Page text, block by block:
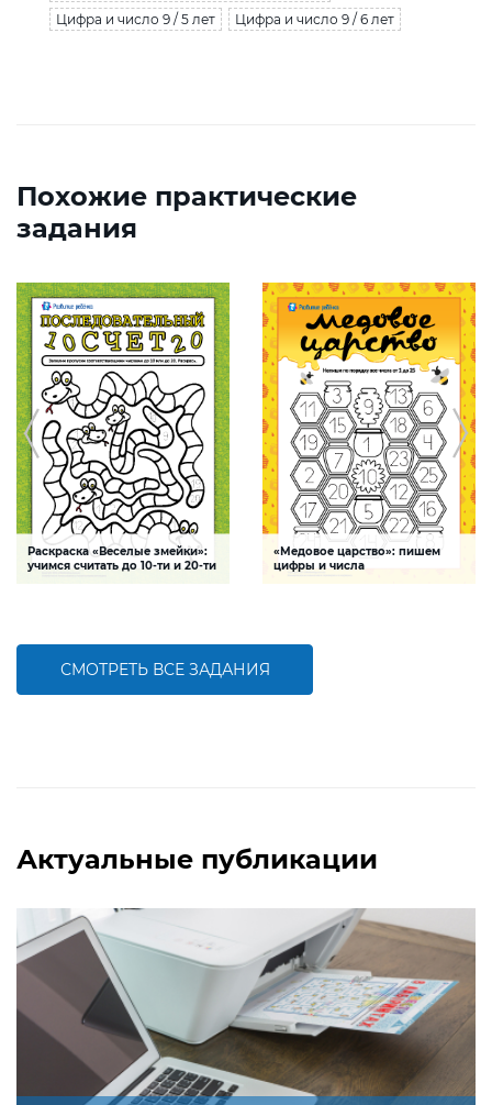
Цифра и число 9 / 5 лет
Цифра и число 9 / 6 лет
Похожие практические
задания
Раскраска «Веселые змейки»:
учимся считать до 10-ти и 20-ти
«Медовое царство»: пишем
цифры и числа
мелкую моторику и внимание
СМОТРЕТЬ ВСЕ ЗАДАНИЯ
Актуальные публикации